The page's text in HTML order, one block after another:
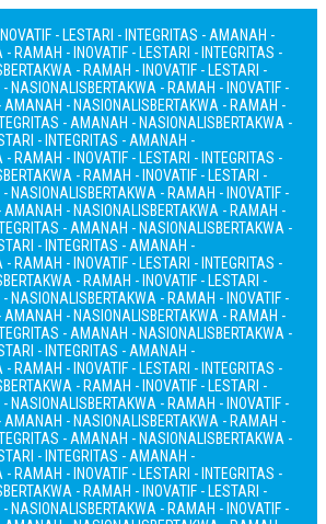
- LESTARI - INTEGRITAS - AMANAH -
- RAMAH - INOVATIF - LESTARI - INTEGRITAS -
BERTAKWA - RAMAH - INOVATIF - LESTARI -
NASIONALISBERTAKWA - RAMAH - INOVATIF -
AMANAH - NASIONALISBERTAKWA - RAMAH -
- AMANAH - NASIONALISBERTAKWA -
- INTEGRITAS - AMANAH -
- RAMAH - INOVATIF - LESTARI - INTEGRITAS -
BERTAKWA - RAMAH - INOVATIF - LESTARI -
NASIONALISBERTAKWA - RAMAH - INOVATIF -
AMANAH - NASIONALISBERTAKWA - RAMAH -
- AMANAH - NASIONALISBERTAKWA -
- INTEGRITAS - AMANAH -
- RAMAH - INOVATIF - LESTARI - INTEGRITAS -
BERTAKWA - RAMAH - INOVATIF - LESTARI -
NASIONALISBERTAKWA - RAMAH - INOVATIF -
AMANAH - NASIONALISBERTAKWA - RAMAH -
- AMANAH - NASIONALISBERTAKWA -
- INTEGRITAS - AMANAH -
- RAMAH - INOVATIF - LESTARI - INTEGRITAS -
BERTAKWA - RAMAH - INOVATIF - LESTARI -
NASIONALISBERTAKWA - RAMAH - INOVATIF -
AMANAH - NASIONALISBERTAKWA - RAMAH -
- AMANAH - NASIONALISBERTAKWA -
- INTEGRITAS - AMANAH -
- RAMAH - INOVATIF - LESTARI - INTEGRITAS -
BERTAKWA - RAMAH - INOVATIF - LESTARI -
NASIONALISBERTAKWA - RAMAH - INOVATIF -